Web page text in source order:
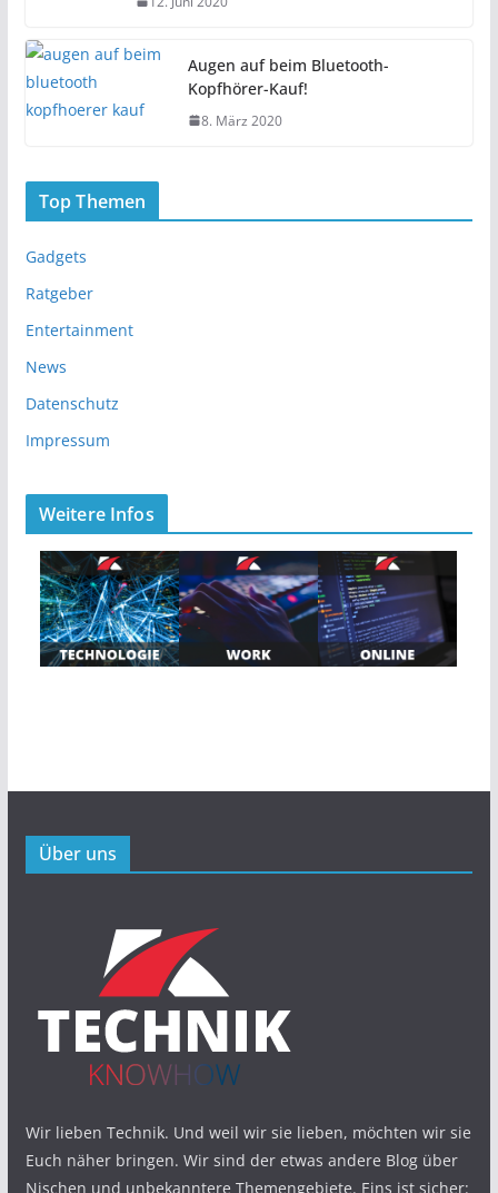
Augen auf beim Bluetooth-
Kopfhörer-Kauf!
8. März 2020
Top Themen
Gadgets
Ratgeber
Entertainment
News
Datenschutz
Impressum
Weitere Infos
Über uns
Wir lieben Technik. Und weil wir sie lieben, möchten wir sie
Euch näher bringen. Wir sind der etwas andere Blog über
Nischen und unbekanntere Themengebiete. Eins ist sicher: